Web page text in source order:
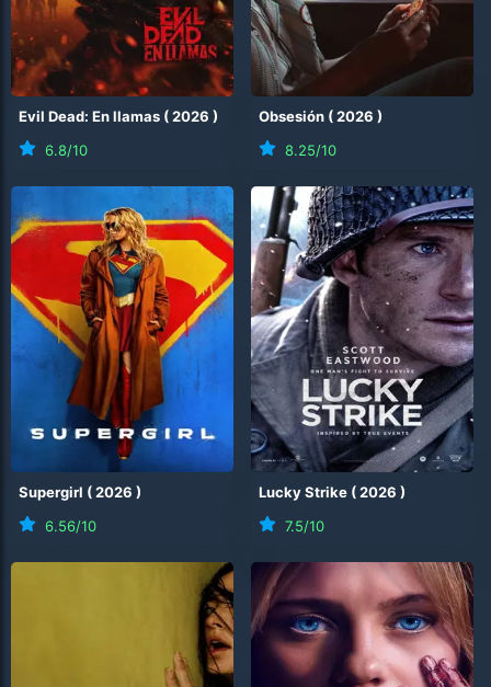
Evil Dead: En llamas (2026 )
6.8/10
Obsesión (2026 )
8.25/10
Supergirl (2026 )
6.56/10
Lucky Strike (2026 )
7.5/10